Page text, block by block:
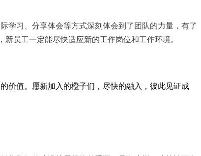
习、分享体会等方式深刻体会到了团队的力量，有了
员工一定能尽快适应新的工作岗位和工作环境。
值。愿新加入的橙子们，尽快的融入，彼此见证成